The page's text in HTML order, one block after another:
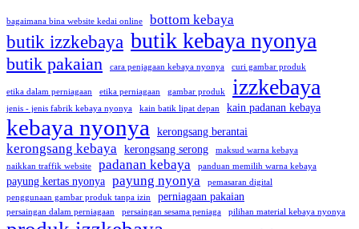
bagaimana bina website kedai online bottom kebaya
butik izzkebaya butik kebaya nyonya
butik pakaian cara penjagaan kebaya nyonya curi gambar produk
etika dalam perniagaan etika perniagaan gambar produk izzkebaya
jenis - jenis fabrik kebaya nyonya kain batik lipat depan kain padanan kebaya
kebaya nyonya kerongsang berantai
kerongsang kebaya kerongsang serong
maksud warna kebaya
naikkan traffik website
padanan kebaya panduan memilih warna kebaya
payung kertas nyonya payung nyonya
pemasaran digital
penggunaan gambar produk tanpa izin
perniagaan pakaian
persaingan dalam perniagaan persaingan sesama peniaga pilihan material kebaya nyonya